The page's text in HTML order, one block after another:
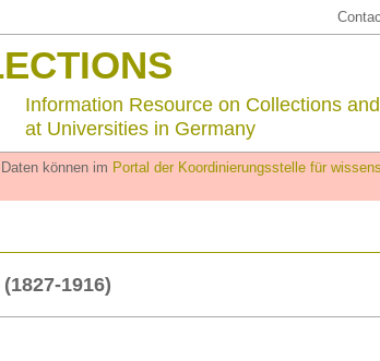
Information Resource on Collections
at Universities in Germany
können im Portal der Koordinierungsstelle für
1916)